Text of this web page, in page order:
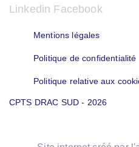
Linkedin Facebook
Mentions légales
Politique de confidentialité
Politique relative aux
CPTS DRAC SUD - 2026